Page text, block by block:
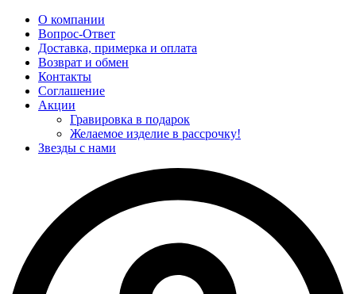
О компании
Вопрос-Ответ
Доставка, примерка и оплата
Возврат и обмен
Контакты
Соглашение
Акции
Гравировка в подарок
Желаемое изделие в рассрочку!
Звезды с нами